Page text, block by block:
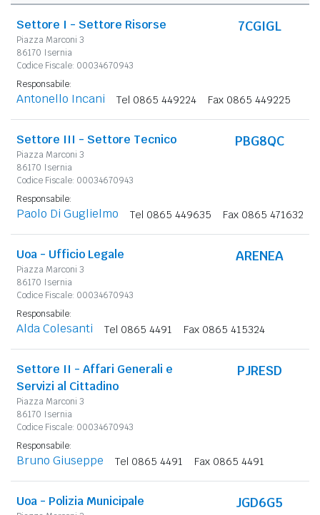
Settore I - Settore Risorse
Piazza Marconi 3
86170 Isernia
Codice Fiscale: 00034670943
7CGIGL
Responsabile:
Antonello Incani Tel 0865 449224 Fax 0865 449225
Settore III - Settore Tecnico
Piazza Marconi 3
86170 Isernia
Codice Fiscale: 00034670943
PBG8QC
Responsabile:
Paolo Di Guglielmo Tel 0865 449635 Fax 0865 471632
Uoa - Ufficio Legale
Piazza Marconi 3
86170 Isernia
Codice Fiscale: 00034670943
ARENEA
Responsabile:
Alda Colesanti Tel 0865 4491 Fax 0865 415324
Settore II - Affari Generali e
Servizi al Cittadino
Piazza Marconi 3
86170 Isernia
Codice Fiscale: 00034670943
PJRESD
Responsabile:
Bruno Giuseppe Tel 0865 4491 Fax 0865 4491
Uoa - Polizia Municipale JGD6G5